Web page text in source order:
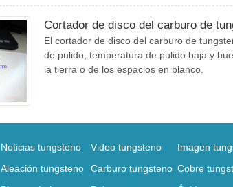
Cortador de disco del carburo de
El cortador de disco del carburo de
de pulido, temperatura de pulido baja y
la tierra o de los espacios en blanco.
Noticias tungsteno Video tungsteno Imagen
Aleación tungsteno Carburo tungsteno Cobre